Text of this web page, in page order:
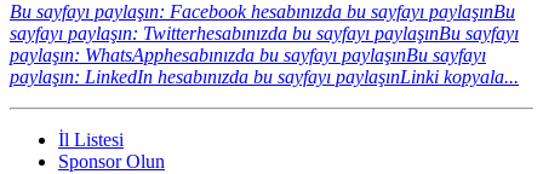
Bu sayfayı paylaşın: Facebook hesabınızda bu sayfayı paylaşınBu
sayfayı paylaşın: Twitterhesabınızda bu sayfayı paylaşınBu sayfayı
paylaşın: WhatsApphesabınızda bu sayfayı paylaşınBu sayfayı
paylaşın: LinkedIn hesabınızda bu sayfayı paylaşınLinki kopyala...
İl Listesi
Sponsor Olun